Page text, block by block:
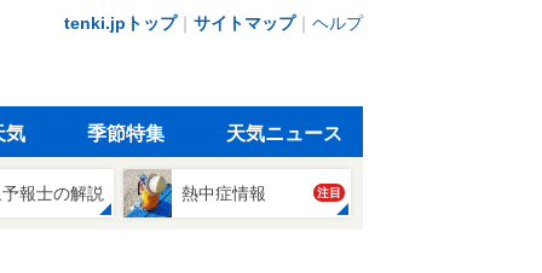
tenki.jpトップ｜ サイトマップ｜ ヘルプ
気 季節特集 天気ニュース
報士の解説 熱中症情報 注目